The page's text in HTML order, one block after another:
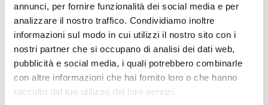
annunci, per fornire funzionalità dei social media e per
analizzare il nostro traffico. Condividiamo inoltre
informazioni sul modo in cui utilizzi il nostro sito con i
nostri partner che si occupano di analisi dei dati web,
pubblicità e social media, i quali potrebbero combinarle
con altre informazioni che hai fornito loro o che hanno
raccolto dal tuo utilizzo dei loro servizi.
Sara Pennicino
Department of Political Science, Law and
International Studies
University of Padua